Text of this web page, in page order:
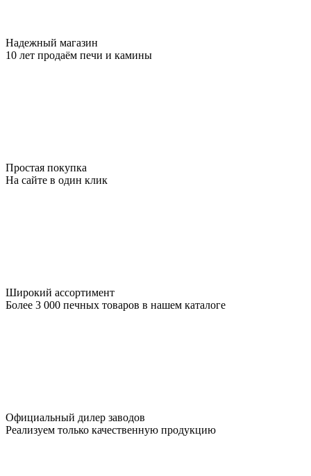
Надежный магазин
10 лет продаём печи и камины
Простая покупка
На сайте в один клик
Широкий ассортимент
Более 3 000 печных товаров в нашем каталоге
Официальный дилер заводов
Реализуем только качественную продукцию